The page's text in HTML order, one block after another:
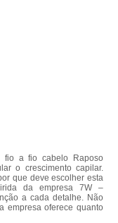
fio a fio cabelo Raposo
o crescimento capilar.
que deve escolher esta
da empresa 7W –
a cada detalhe. Não
empresa oferece quanto